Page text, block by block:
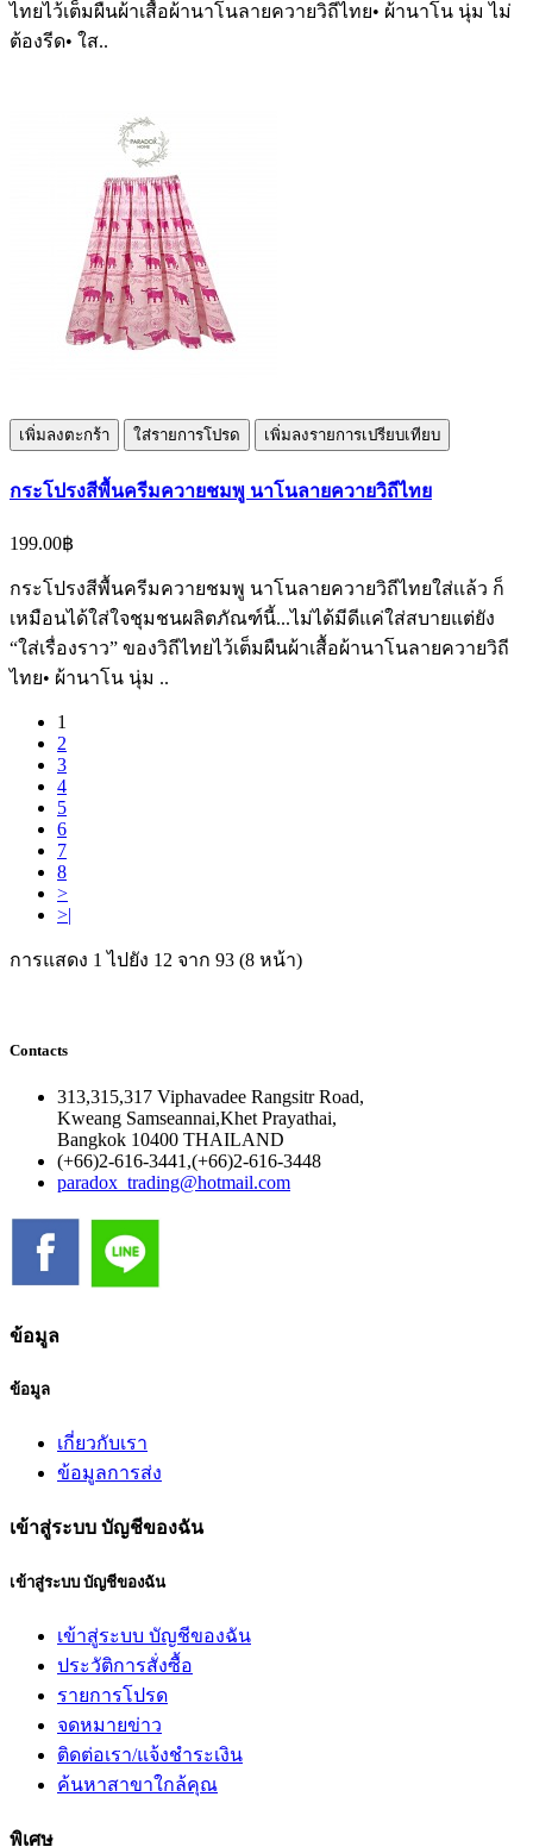
ไทยไว้เต็มผืนผ้าเสื้อผ้านาโนลายควายวิถีไทย• ผ้านาโน นุ่ม ไม่
ต้องรีด• ใส..
เพิ่มลงตะกร้า ใส่รายการโปรด เพิ่มลงรายการเปรียบเทียบ
กระโปรงสีพื้นครีมควายชมพู นาโนลายควายวิถีไทย
199.00฿
กระโปรงสีพื้นครีมควายชมพู นาโนลายควายวิถีไทยใส่เเล้ว ก็
เหมือนได้ใส่ใจชุมชนผลิตภัณฑ์นี้...ไม่ได้มีดีแค่ใส่สบายแต่ยัง
“ใส่เรื่องราว” ของวิถีไทยไว้เต็มผืนผ้าเสื้อผ้านาโนลายควายวิถี
ไทย• ผ้านาโน นุ่ม ..
1
2
3
4
5
6
7
8
>
>|
การแสดง 1 ไปยัง 12 จาก 93 (8 หน้า)
Contacts
313,315,317 Viphavadee Rangsitr Road,
Kweang Samseannai,Khet Prayathai,
Bangkok 10400 THAILAND
(+66)2-616-3441,(+66)2-616-3448
paradox_trading@hotmail.com
ข้อมูล
ข้อมูล
เกี่ยวกับเรา
ข้อมูลการส่ง
เข้าสู่ระบบ บัญชีของฉัน
เข้าสู่ระบบ บัญชีของฉัน
เข้าสู่ระบบ บัญชีของฉัน
ประวัติการสั่งซื้อ
รายการโปรด
จดหมายข่าว
ติดต่อเรา/แจ้งชำระเงิน
ค้นหาสาขาใกล้คุณ
พิเศษ